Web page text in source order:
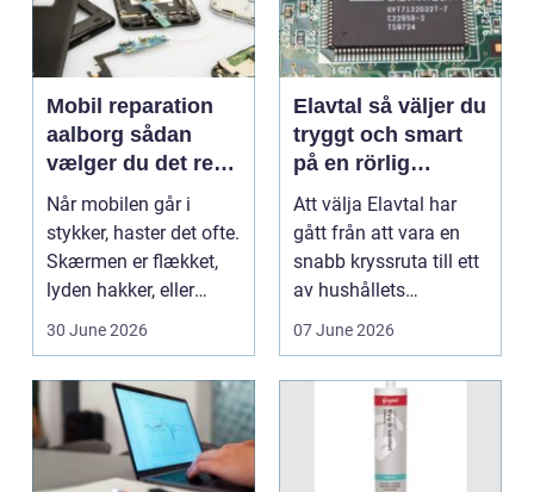
Mobil reparation
aalborg sådan
vælger du det rette
værksted
Når mobilen går i
stykker, haster det ofte.
Skærmen er flækket,
lyden hakker, eller
batteriet løber ...
30 June 2026
Elavtal så väljer du
tryggt och smart
på en rörlig
elmarknad
Att välja Elavtal har
gått från att vara en
snabb kryssruta till ett
av hushållets
viktigaste ekonom...
07 June 2026